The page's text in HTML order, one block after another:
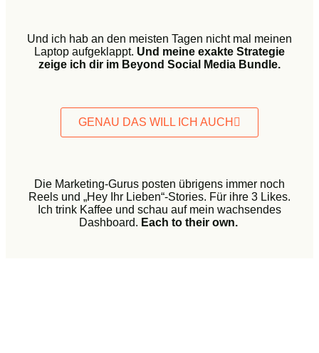
Und ich hab an den meisten Tagen nicht mal meinen
Laptop aufgeklappt. Und meine exakte Strategie
zeige ich dir im Beyond Social Media Bundle.
GENAU DAS WILL ICH AUCH
Die Marketing-Gurus posten übrigens immer noch
Reels und „Hey Ihr Lieben“-Stories. Für ihre 3 Likes.
Ich trink Kaffee und schau auf mein wachsendes
Dashboard. Each to their own.